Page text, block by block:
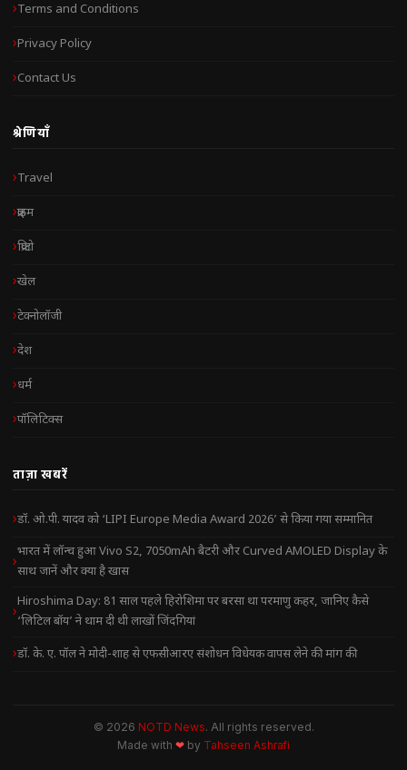
Terms and Conditions
Privacy Policy
Contact Us
श्रेणियाँ
Travel
क्राइम
क्रिप्टो
खेल
टेक्नोलॉजी
देश
धर्म
पॉलिटिक्स
ताज़ा खबरें
डॉ. ओ.पी. यादव को ‘LIPI Europe Media Award 2026’ से किया गया सम्मानित
भारत में लॉन्च हुआ Vivo S2, 7050mAh बैटरी और Curved AMOLED Display के
साथ जानें और क्या है खास
Hiroshima Day: 81 साल पहले हिरोशिमा पर बरसा था परमाणु कहर, जानिए कैसे
‘लिटिल बॉय’ ने थाम दी थी लाखों जिंदगियां
डॉ. के. ए. पॉल ने मोदी-शाह से एफसीआरए संशोधन विधेयक वापस लेने की मांग की
© 2026 NOTD News. All rights reserved.
Made with ❤ by Tahseen Ashrafi